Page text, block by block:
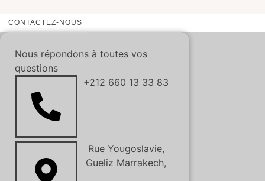
CONTACTEZ-NOUS
Nous répondons à toutes vos
questions
+212 660 13 33 83
Rue Yougoslavie,
Gueliz Marrakech,